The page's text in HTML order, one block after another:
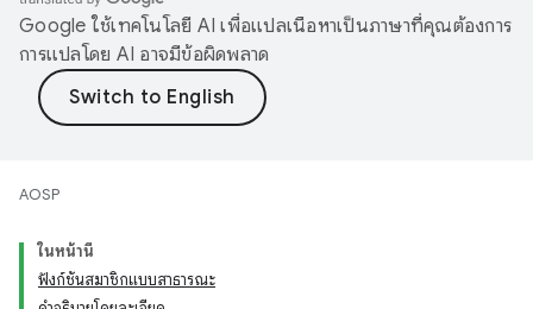
Google ใช้เทคโนโลยี AI เพื่อแปลเนื้อหาเป็นภาษาที่คุณต้องการ
การแปลโดย AI อาจมีข้อผิดพลาด
AOSP
ในหน้านี้
ฟังก์ชันสมาชิกแบบสาธารณะ